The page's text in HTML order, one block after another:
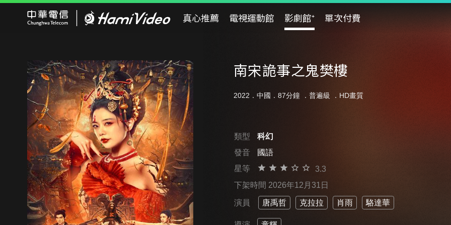
真心推薦 電視運動館 影劇館⁺ 單次付費
南宋詭事之鬼樊樓
2022．中國．87分鐘 ． 普遍級 ．HD畫質
類型
科幻
發音
國語
星等
3.3
下架時間 2026年12月31日
演員 唐禹哲 克拉拉 肖雨 駱達華